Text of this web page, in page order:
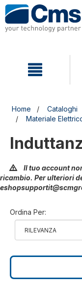
Salta
contenuto
Salta
menu
Home Cataloghi
Materiale
Il tuo account
ricambio. Per ulteriori
Ordina Per: